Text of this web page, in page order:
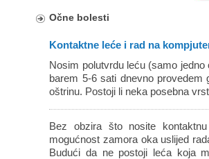
Očne bolesti
Kontaktne leće i rad na
Nosim polutvrdu leću (samo
barem 5-6 sati dnevno
oštrinu. Postoji li neka posebna
Bez obzira što nosite
mogućnost zamora oka uslijed
Budući da ne postoji leća koja